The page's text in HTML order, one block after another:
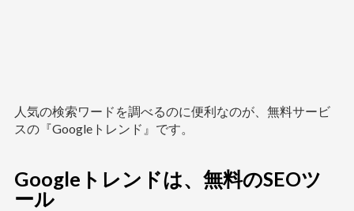
人気の検索ワードを調べるのに便利なのが、無料サービ
スの『Googleトレンド』です。
Googleトレンドは、無料のSEOツ
ール